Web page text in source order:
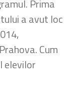
Prima
a avut loc
Cum
elevilor